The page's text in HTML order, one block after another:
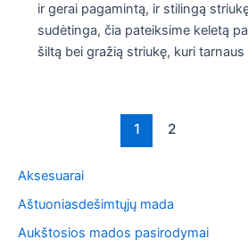
ir gerai pagamintą, ir stilingą
sudėtinga, čia pateiksime keletą
šiltą bei gražią striukę, kuri tarnaus
1 2
Aksesuarai
Aštuoniasdešimtųjų mada
Aukštosios mados pasirodymai